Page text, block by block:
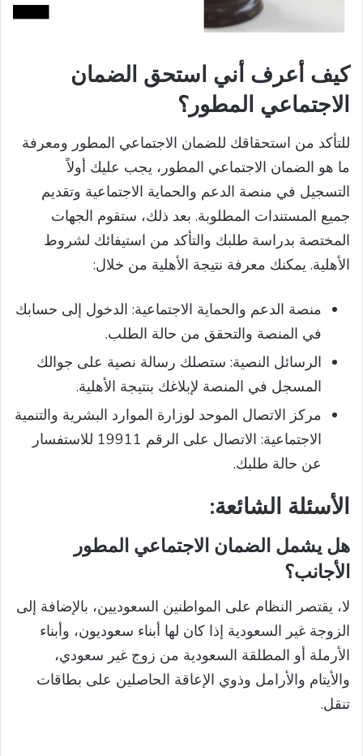
كيف أعرف أني استحق الضمان
الاجتماعي المطور؟
للتأكد من استحقاقك للضمان الاجتماعي المطور ومعرفة
ما هو الضمان الاجتماعي المطور، يجب عليك أولاً
التسجيل في منصة الدعم والحماية الاجتماعية وتقديم
جميع المستندات المطلوبة. بعد ذلك، ستقوم الجهات
المختصة بدراسة طلبك والتأكد من استيفائك لشروط
الأهلية. يمكنك معرفة نتيجة الأهلية من خلال:
منصة الدعم والحماية الاجتماعية: الدخول إلى حسابك
في المنصة والتحقق من حالة الطلب.
الرسائل النصية: ستصلك رسالة نصية على جوالك
المسجل في المنصة لإبلاغك بنتيجة الأهلية.
مركز الاتصال الموحد لوزارة الموارد البشرية والتنمية
الاجتماعية: الاتصال على الرقم 19911 للاستفسار
عن حالة طلبك.
الأسئلة الشائعة:
هل يشمل الضمان الاجتماعي المطور
الأجانب؟
لا، يقتصر النظام على المواطنين السعوديين، بالإضافة إلى
الزوجة غير السعودية إذا كان لها أبناء سعوديون، وأبناء
الأرملة أو المطلقة السعودية من زوج غير سعودي،
والأيتام والأرامل وذوي الإعاقة الحاصلين على بطاقات
تنقل.